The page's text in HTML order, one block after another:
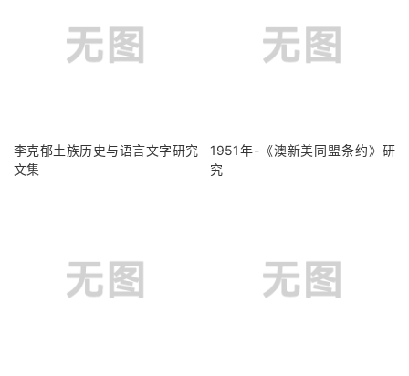
李克郁土族历史与语言文字研究
文集
1951年-《澳新美同盟条约》研
究